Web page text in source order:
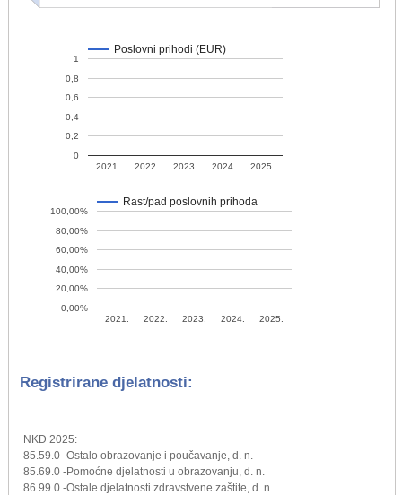
Poslovni prihodi (EUR)
2021. 2022. 2023. 2024. 2025.
0
0,2
0,4
0,6
0,8
1
Rast/pad poslovnih prihoda
2021. 2022. 2023. 2024. 2025.
0,00%
20,00%
40,00%
60,00%
80,00%
100,00%
Registrirane djelatnosti:
NKD 2025:
85.59.0 -Ostalo obrazovanje i poučavanje, d. n.
85.69.0 -Pomoćne djelatnosti u obrazovanju, d. n.
86.99.0 -Ostale djelatnosti zdravstvene zaštite, d. n.